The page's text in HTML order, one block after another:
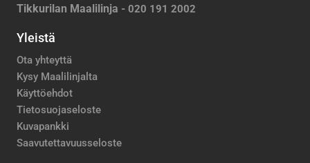
Tikkurilan Maalilinja - 020 191 2002
Yleistä
Ota yhteyttä
Kysy Maalilinjalta
Käyttöehdot
Tietosuojaseloste
Kuvapankki
Saavutettavuusseloste